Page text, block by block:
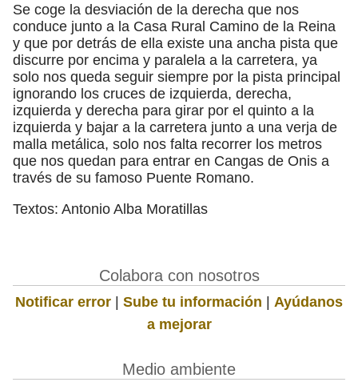
Se coge la desviación de la derecha que nos
conduce junto a la Casa Rural Camino de la Reina
y que por detrás de ella existe una ancha pista que
discurre por encima y paralela a la carretera, ya
solo nos queda seguir siempre por la pista principal
ignorando los cruces de izquierda, derecha,
izquierda y derecha para girar por el quinto a la
izquierda y bajar a la carretera junto a una verja de
malla metálica, solo nos falta recorrer los metros
que nos quedan para entrar en Cangas de Onis a
través de su famoso Puente Romano.
Textos: Antonio Alba Moratillas
Colabora con nosotros
Notificar error | Sube tu información | Ayúdanos
a mejorar
Medio ambiente